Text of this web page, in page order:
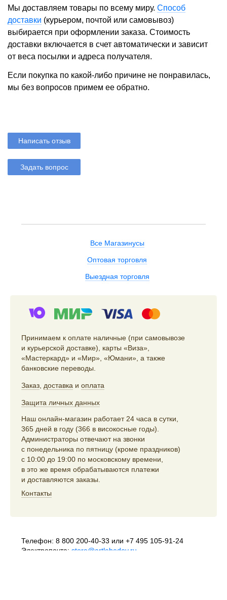
Мы доставляем товары по всему миру. Способ
доставки (курьером, почтой или самовывоз)
выбирается при оформлении заказа. Стоимость
доставки включается в счет автоматически и зависит
от веса посылки и адреса получателя.
Если покупка по какой-либо причине не понравилась,
мы без вопросов примем ее обратно.
Написать отзыв
Задать вопрос
Все Магазинусы
Оптовая торговля
Выездная торговля
Принимаем к оплате наличные (при самовывозе
и курьерской доставке), карты «Виза»,
«Мастеркард» и «Мир», «Юмани», а также
банковские переводы.
Заказ доставка и оплата
Защита личных данных
Наш онлайн-магазин работает 24 часа в сутки,
365 дней в году (366 в високосные годы).
Администраторы отвечают на звонки
с понедельника по пятницу (кроме праздников)
с 10:00 до 19:00 по московскому времени,
в это же время обрабатываются платежи
и доставляются заказы.
Контакты
Телефон: 8 800 200-40-33 или +7 495 105-91-24
Электропочта: store@artlebedev.ru